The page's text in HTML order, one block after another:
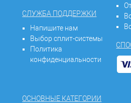
СЛУЖБА ПОДДЕРЖКИ
Напишите нам
Выбор сплит-системы
Политика
конфиденциальности
ОСНОВНЫЕ КАТЕГОРИИ